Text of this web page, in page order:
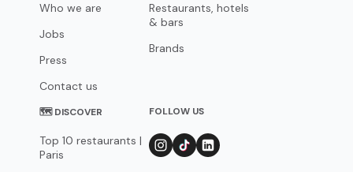
Who we are
Jobs
Press
Contact us
Restaurants, hotels
& bars
Brands
🗺 DISCOVER
Top 10 restaurants |
Paris
FOLLOW US